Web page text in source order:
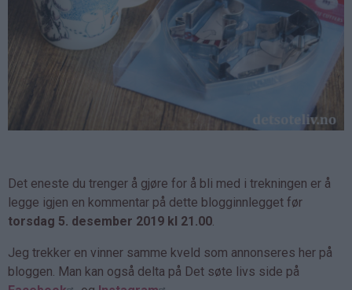
Det eneste du trenger å gjøre for å bli med i trekningen er å
legge igjen en kommentar på dette blogginnlegget før
torsdag 5. desember 2019 kl 21.00
Jeg trekker en vinner samme kveld som annonseres her på
bloggen. Man kan også delta på Det søte livs side på